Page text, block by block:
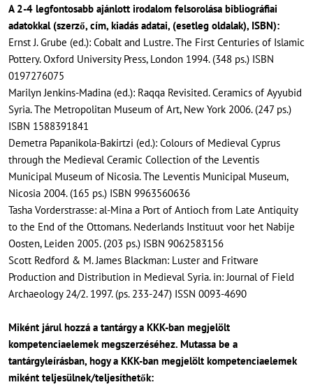
A 2-4 legfontosabb ajánlott irodalom felsorolása bibliográfiai
adatokkal (szerző, cím, kiadás adatai, (esetleg oldalak), ISBN):
Ernst J. Grube (ed.): Cobalt and Lustre. The First Centuries of Islamic
Pottery. Oxford University Press, London 1994. (348 ps.) ISBN
0197276075
Marilyn Jenkins-Madina (ed.): Raqqa Revisited. Ceramics of Ayyubid
Syria. The Metropolitan Museum of Art, New York 2006. (247 ps.)
ISBN 1588391841
Demetra Papanikola-Bakirtzi (ed.): Colours of Medieval Cyprus
through the Medieval Ceramic Collection of the Leventis
Municipal Museum of Nicosia. The Leventis Municipal Museum,
Nicosia 2004. (165 ps.) ISBN 9963560636
Tasha Vorderstrasse: al-Mina a Port of Antioch from Late Antiquity
to the End of the Ottomans. Nederlands Instituut voor het Nabije
Oosten, Leiden 2005. (203 ps.) ISBN 9062583156
Scott Redford & M. James Blackman: Luster and Fritware
Production and Distribution in Medieval Syria. in: Journal of Field
Archaeology 24/2. 1997. (ps. 233-247) ISSN 0093-4690
Miként járul hozzá a tantárgy a KKK-ban megjelölt
kompetenciaelemek megszerzéséhez. Mutassa be a
tantárgyleírásban, hogy a KKK-ban megjelölt kompetenciaelemek
miként teljesülnek/teljesíthetők: